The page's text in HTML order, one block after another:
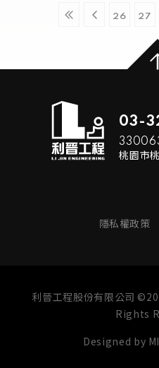
26 27
03-
桃園市
隱私權政策
利晉工程股份有限公司
Rights
Designed by